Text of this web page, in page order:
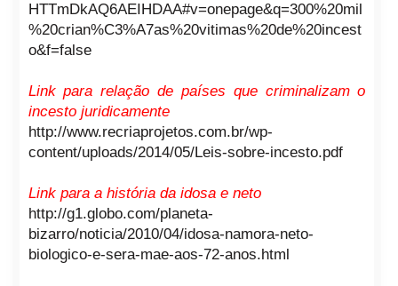
HTTmDkAQ6AEIHDAA#v=onepage&q=300%20mil
%20crian%C3%A7as%20vitimas%20de%20incest
o&f=false
Link para relação de países que criminalizam o
incesto juridicamente
http://www.recriaprojetos.com.br/wp-
content/uploads/2014/05/Leis-sobre-incesto.pdf
Link para a história da idosa e neto
http://g1.globo.com/planeta-
bizarro/noticia/2010/04/idosa-namora-neto-
biologico-e-sera-mae-aos-72-anos.html